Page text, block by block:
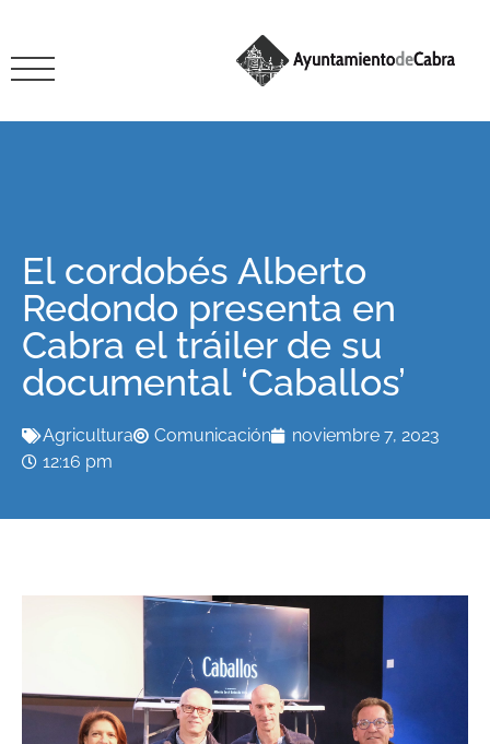
El cordobés Alberto
Redondo presenta en
Cabra el tráiler de su
documental ‘Caballos’
Agricultura Comunicación
noviembre 7, 2023
12:16 pm